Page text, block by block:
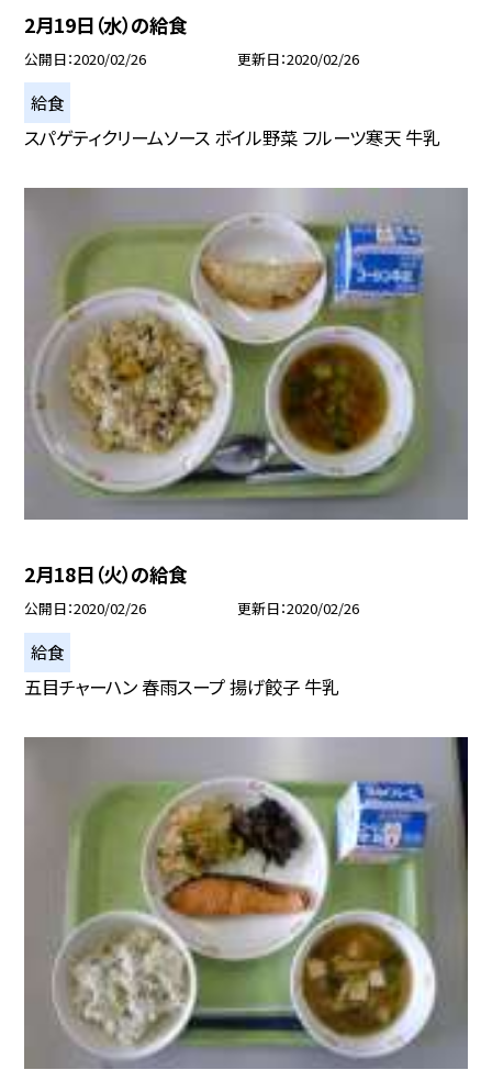
2月19日（水）の給食
公開日 2020/02/26 更新日 2020/02/26
給食
スパゲティクリームソース ボイル野菜 フルーツ寒天 牛乳
2月18日（火）の給食
公開日 2020/02/26 更新日 2020/02/26
給食
五目チャーハン 春雨スープ 揚げ餃子 牛乳